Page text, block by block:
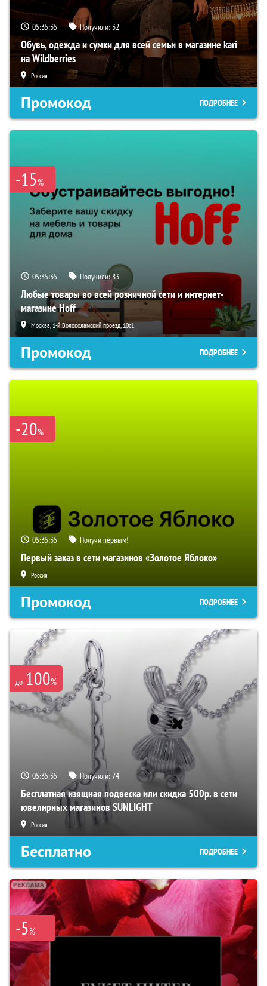
05:35:34 Получили: 32
Обувь, одежда и сумки для всей семьи в магазине kari
на Wildberries
Россия
Промокод ПОДРОБНЕЕ
-15%
05:35:34 Получили:83
Любые товары во всей розничной сети и интернет-
магазине Hoff
Москва, 1-й Волоколамский проезд, 10с1
Промокод ПОДРОБНЕЕ
-20%
05:35:34 Получи первым!
Первый заказ в сети магазинов «Золотое Яблоко»
Россия
Промокод ПОДРОБНЕЕ
до 100%
05:35:34 Получили:74
Бесплатная изящная подвеска или скидка 500р. в сети
ювелирных магазинов SUNLIGHT
Россия
Бесплатно ПОДРОБНЕЕ
-5%